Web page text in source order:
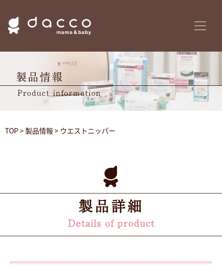
TOP>製品情報 > ウエストニッパー
製品詳細
Details of product